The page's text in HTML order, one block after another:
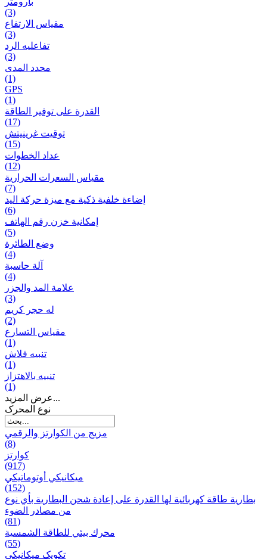
(3)
مقياس الارتفاع
(3)
تفاعلیه الرد
(3)
محدد المدى
(1)
GPS
(1)
القدرة على توفير الطاقة
(17)
توقيت غرينيتش
(15)
عداد الخطوات
(12)
مقیاس السعرات الحرارية
(7)
إضاءة خلفية ذكية مع ميزة حرکة اليد
(6)
إمكانية خزن رقم الهاتف
(5)
وضع الطائرة
(4)
آلة حاسبة
(4)
علامة المد والجزر
(3)
له حجر كريم
(2)
مقياس التسارع
(1)
تنبيه فلاش
(1)
تنبيه بالاهتزاز
(1)
عرض المزيد...
نوع المحرک
مزيج من الكوارتز والرقمي
(8)
كوارتز
(917)
ميكانيكي أوتوماتيكي
(152)
بطارية طاقة كهربائية لها القدرة على إعادة شحن البطارية بأي نوع
من مصادر الضوء
(81)
محرك بيئي للطاقة الشمسية
(55)
تکویک ميكانيكي